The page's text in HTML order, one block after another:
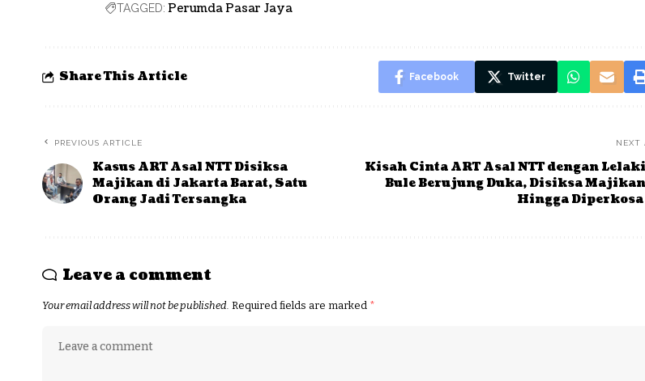
TAGGED: Perumda Pasar Jaya
Share This Article Facebook Twitter
PREVIOUS ARTICLE
Kasus ART Asal NTT Disiksa
Majikan di Jakarta Barat, Satu
Orang Jadi Tersangka
NEXT
Kisah Cinta ART Asal NTT dengan Lelaki
Bule Berujung Duka, Disiksa Majikan
Hingga Diperkosa
Leave a comment
Your email address will not be published. Required fields are marked *